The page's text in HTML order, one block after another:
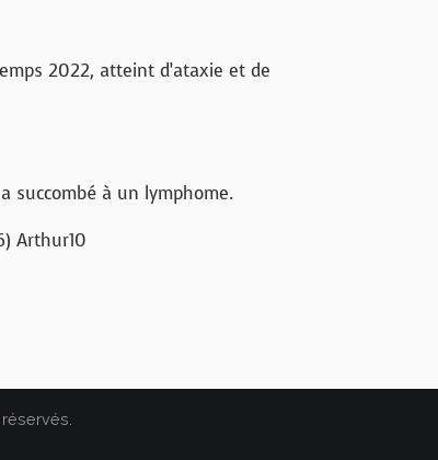
2022, atteint d’ataxie et de
succombé à un lymphome.